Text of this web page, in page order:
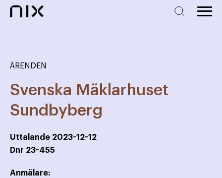
ÄRENDEN
Svenska Mäklarhuset
Sundbyberg
Uttalande 2023-12-12
Dnr 23-455
Anmälare: